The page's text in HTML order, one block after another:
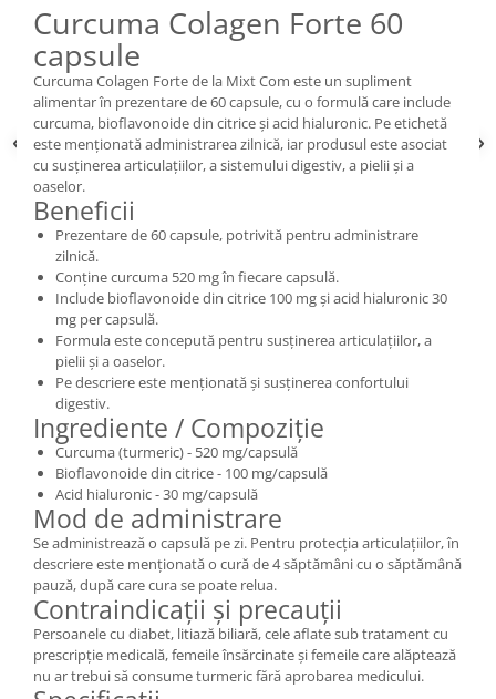
Curcuma Colagen Forte 60
capsule
Curcuma Colagen Forte de la Mixt Com este un supliment
alimentar în prezentare de 60 capsule, cu o formulă care include
curcuma, bioflavonoide din citrice și acid hialuronic. Pe etichetă
este menționată administrarea zilnică, iar produsul este asociat
cu susținerea articulațiilor, a sistemului digestiv, a pielii și a
oaselor.
Beneficii
Prezentare de 60 capsule, potrivită pentru administrare
zilnică.
Conține curcuma 520 mg în fiecare capsulă.
Include bioflavonoide din citrice 100 mg și acid hialuronic 30
mg per capsulă.
Formula este concepută pentru susținerea articulațiilor, a
pielii și a oaselor.
Pe descriere este menționată și susținerea confortului
digestiv.
Ingrediente / Compoziție
Curcuma (turmeric) - 520 mg/capsulă
Bioflavonoide din citrice - 100 mg/capsulă
Acid hialuronic - 30 mg/capsulă
Mod de administrare
Se administrează o capsulă pe zi. Pentru protecția articulațiilor, în
descriere este menționată o cură de 4 săptămâni cu o săptămână
pauză, după care cura se poate relua.
Contraindicații și precauții
Persoanele cu diabet, litiază biliară, cele aflate sub tratament cu
prescripție medicală, femeile însărcinate și femeile care alăptează
nu ar trebui să consume turmeric fără aprobarea medicului.